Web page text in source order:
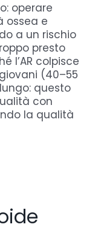
operare
ossea e
a un rischio
presto
l’AR colpisce
(40–55
questo
con
la qualità